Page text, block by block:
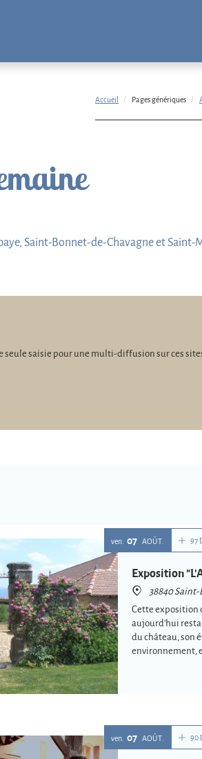
Accueil Pages génériques
Saint-Bonnet-de-Chavagne et Saint-
saisie pour une multi-diffusion sur ces
97
ven. 07 AOÛT
Exposition
38840
Cette exposition
aujourd'hui
du château, son
environnement,
90
ven. 07 AOÛT